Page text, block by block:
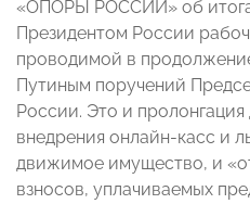
«ОПОРЫ РОССИИ» об
Президентом России
проводимой в
Путиным поручений
России. Это и
внедрения онлайн-касс и
движимое имущество, и
взносов, уплачиваемых